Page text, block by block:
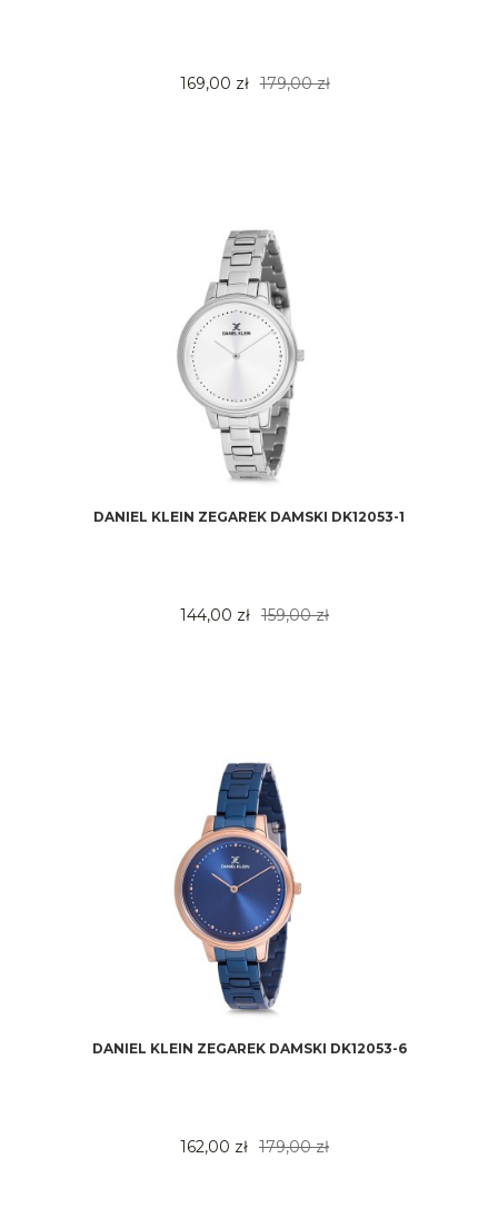
169,00 zł 179,00 zł
DANIEL KLEIN ZEGAREK DAMSKI DK12053-1
144,00 zł 159,00 zł
DANIEL KLEIN ZEGAREK DAMSKI DK12053-6
162,00 zł 179,00 zł